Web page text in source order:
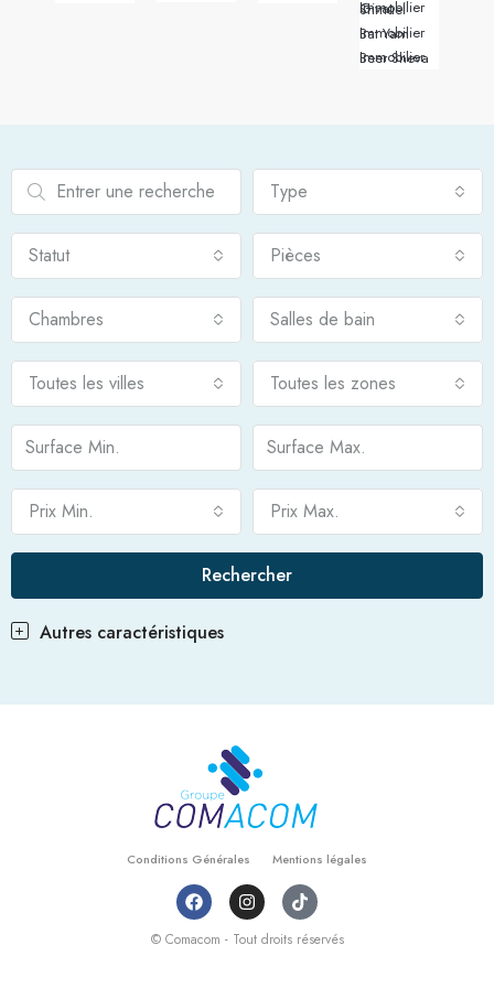
Immobilier Givat Shmuel
Immobilier Bat Yam
Immobilier Beer Sheva
Type
Statut Pièces
Chambres Salles de bain
Toutes les villes Toutes les zones
Prix Min. Prix Max.
Rechercher
Autres caractéristiques
Conditions Générales Mentions légales
© Comacom - Tout droits réservés